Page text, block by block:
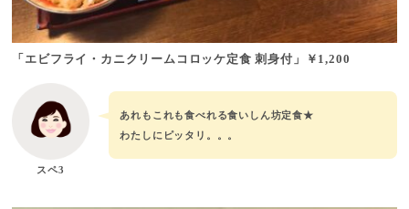
「エビフライ・カニクリームコロッケ定食 刺身付」 ￥1,200
スペ3
あれもこれも食べれる食いしん坊定食★
わたしにピッタリ。。。